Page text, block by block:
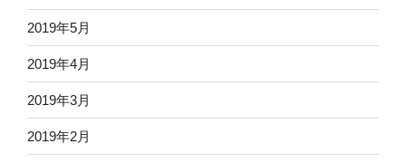
2019年5月
2019年4月
2019年3月
2019年2月